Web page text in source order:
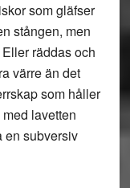
som gläfser
stången, men
räddas och
värre än det
som håller
lavetten
en subversiv